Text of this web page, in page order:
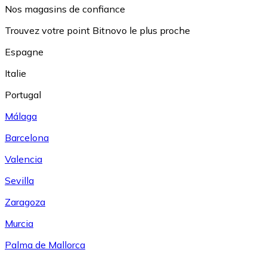
Nos magasins de confiance
Trouvez votre point Bitnovo le plus proche
Espagne
Italie
Portugal
Málaga
Barcelona
Valencia
Sevilla
Zaragoza
Murcia
Palma de Mallorca